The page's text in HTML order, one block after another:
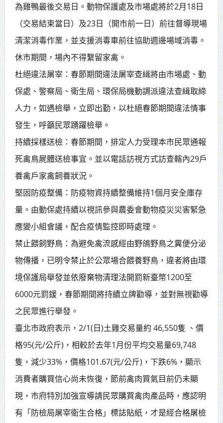
為雞鴨最後交易日。動物保護處及市場處將於2月18日
（交易結束當日）及23日（開市前一日）前往督導現場
清潔消毒作業，並支援消毒車前往協助週邊場域消毒。
休市期間，場內不得繫留家禽。
杜絕違法屠宰：春節期間違法屠宰查緝將由市場處、動
保處、警察局、衛生局、環保局機動調派違法查緝取締
人力，如遇檢舉，立即出勤，以杜絕春節期間違法情事
發生，呼籲民眾踴躍檢舉。
持續採樣送檢：春節期間，排定人力受理本市民眾通報
死禽鳥屍體送檢事宜。並以電話訪視方式訪查轄內29戶
養禽戶家禽飼養狀況。
堅固防疫整備：防疫物資持續整備維持1個月安全庫存
量。由動保處持續以視訊參與農委會動物疫災災害緊急
應變小組會議，配合疫情監控即時處理。
禁止餵飼野鳥：為避免禽流感經由野鴿野鳥之糞便分泌
物傳播，已明令禁止於公眾場合餵養野鳥，違者將由環
境保護局舉發並依廢棄物清理法開罰新臺幣1200至
6000元罰鍰，春節期間將持續立牌勸導，並對無視勸導
之民眾進行舉發。
臺北市政府表示，2/1(日)土雞交易量約 46,550隻 、價
格95(元/公斤)，相較於去年1月份平均交易量69,748
隻，減少33%，價格101.67(元/公斤)，下跌6%，顯示
消費者購買信心尚未恢復，節前禽肉買氣目前仍未顯
現，市府特別加強宣導請民眾購買禽肉產品時，應認明
有「防檢局屠宰衛生合格」標誌貼紙，才是經合格屠檢